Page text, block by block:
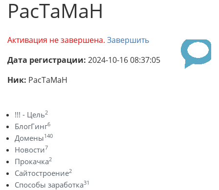
PacTaMaH
Активация не завершена. Завершить
Дата регистрации: 2024-10-16 08:37:05
Ник: PacTaMaH
!!! - Цель2
БлогГинг6
Домены140
Новости7
Прокачка2
Сайтостроение2
Способы заработка31